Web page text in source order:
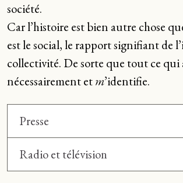
société.
Car l’histoire est bien autre chose
est le social, le rapport signifiant de
collectivité. De sorte que tout ce qui
nécessairement etm’identifie.
Presse
Radio et télévision